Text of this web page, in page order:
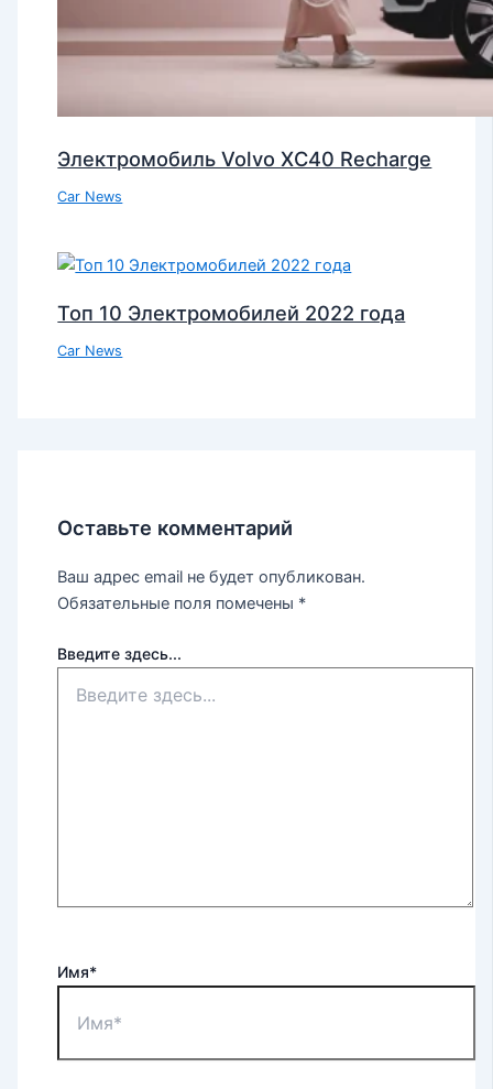
Электромобиль Volvo XC40 Recharge
Car News
Топ 10 Электромобилей 2022 года
Car News
Оставьте комментарий
Ваш адрес email не будет опубликован.
Обязательные поля помечены *
Введите здесь...
Имя*